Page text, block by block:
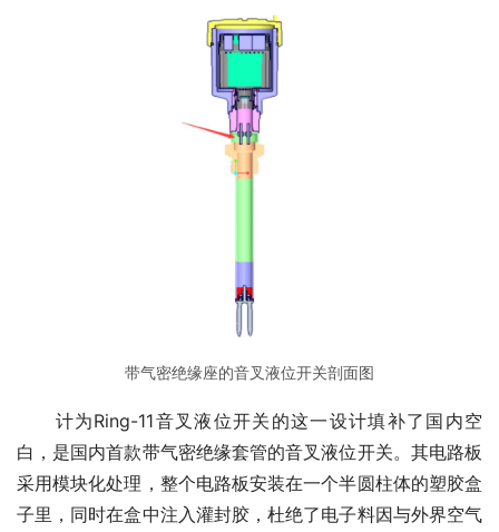
带气密绝缘座的音叉液位开关剖面图
计为Ring-11音叉液位开关的这一设计填补了国内空
白，是国内首款带气密绝缘套管的音叉液位开关。其电路板
采用模块化处理，整个电路板安装在一个半圆柱体的塑胶盒
子里，同时在盒中注入灌封胶，杜绝了电子料因与外界空气